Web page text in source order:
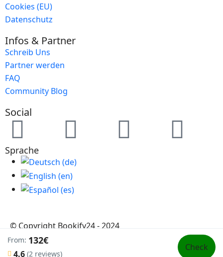
From: 132€
4.6 (2 reviews)
Check
Cookies (EU)
Datenschutz
Infos & Partner
Schreib Uns
Partner werden
FAQ
Community Blog
Social
Sprache
© Copyright Bookify24 - 2024